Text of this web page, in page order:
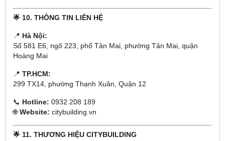
🌟 10. THÔNG TIN LIÊN HỆ
📍 Hà Nội:
Số 581 E6, ngõ 223, phố Tân Mai, phường Tân Mai, quận
Hoàng Mai
📍 TP.HCM:
299 TX14, phường Thạnh Xuân, Quận 12
📞 Hotline: 0932 208 189
🌐Website: citybuilding.vn
🌟 11. THƯƠNG HIỆU CITYBUILDING